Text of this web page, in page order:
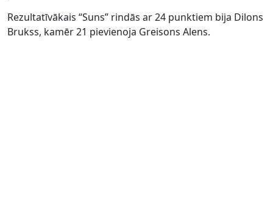
Rezultatīvākais “Suns” rindās ar 24 punktiem bija Dilons
Brukss, kamēr 21 pievienoja Greisons Alens.